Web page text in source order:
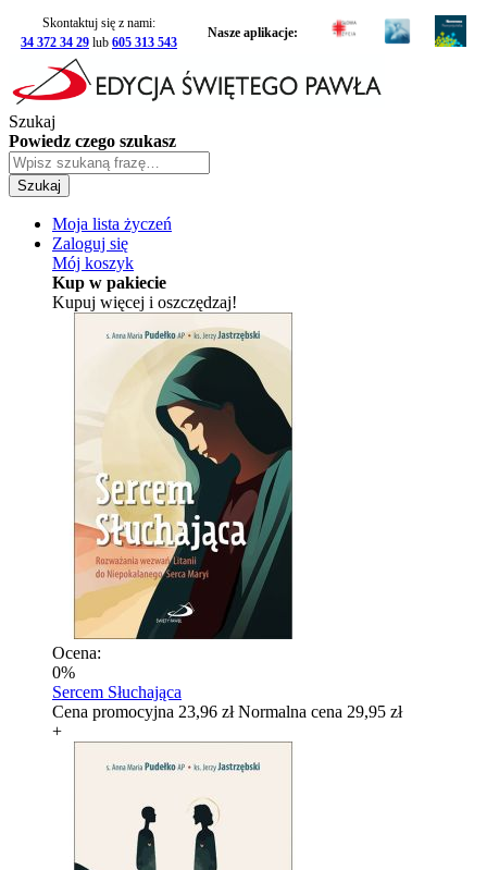
Skontaktuj się z nami:
34 372 34 29 lub 605 313 543
Nasze aplikacje:
Szukaj
Powiedz czego szukasz
Szukaj
Moja lista życzeń
Zaloguj się
Mój koszyk
Kup w pakiecie
Kupuj więcej i oszczędzaj!
Ocena:
0%
Sercem Słuchająca
Cena promocyjna 23,96 zł Normalna cena 29,95 zł
+